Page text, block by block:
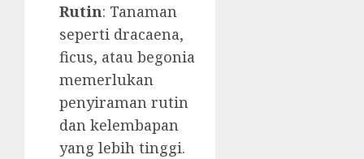
Rutin: Tanaman
seperti dracaena,
ficus, atau begonia
memerlukan
penyiraman rutin
dan kelembapan
yang lebih tinggi.